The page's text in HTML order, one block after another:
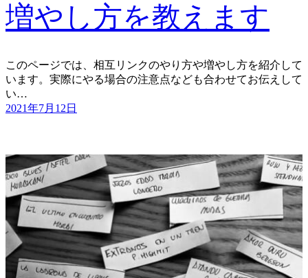
増やし方を教えます
このページでは、相互リンクのやり方や増やし方を紹介して
います。実際にやる場合の注意点なども合わせてお伝えして
い…
2021年7月12日